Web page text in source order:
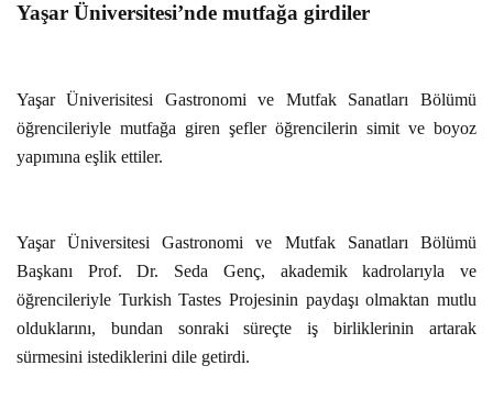
Yaşar Üniversitesi’nde mutfağa girdiler
Yaşar Üniverisitesi Gastronomi ve Mutfak Sanatları Bölümü
öğrencileriyle mutfağa giren şefler öğrencilerin simit ve boyoz
yapımına eşlik ettiler.
Yaşar Üniversitesi Gastronomi ve Mutfak Sanatları Bölümü
Başkanı Prof. Dr. Seda Genç, akademik kadrolarıyla ve
öğrencileriyle Turkish Tastes Projesinin paydaşı olmaktan mutlu
olduklarını, bundan sonraki süreçte iş birliklerinin artarak
sürmesini istediklerini dile getirdi.